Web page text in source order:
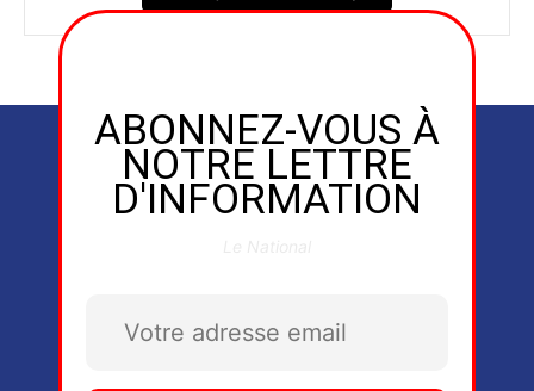
ABONNEZ-VOUS À
NOTRE LETTRE
D'INFORMATION